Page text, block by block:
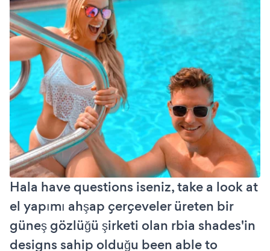
Hala have questions iseniz, take a look at
el yapımı ahşap çerçeveler üreten bir
güneş gözlüğü şirketi olan rbia shades'in
designs sahip olduğu been able to